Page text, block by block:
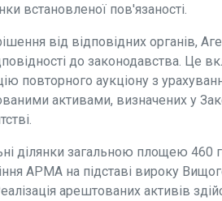
встановленої пов'язаності.
від відповідних органів,
до законодавства. Це
повторного аукціону з
активами, визначених у
ділянки загальною площею 460
АРМА на підставі вироку
арештованих активів